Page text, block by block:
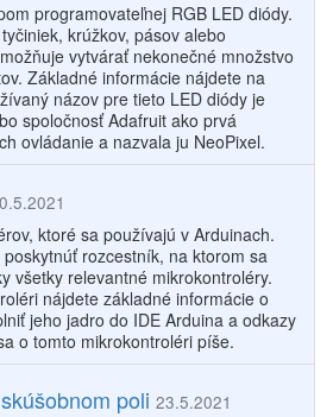
programovateľnej RGB LED diódy.
krúžkov, pásov alebo
vytvárať nekonečné množstvo
Základné informácie nájdete na
názov pre tieto LED diódy je
spoločnosť Adafruit ako prvá
ovládanie a nazvala ju NeoPixel.
ktoré sa používajú v Arduinach.
rozcestník, na ktorom sa
všetky relevantné mikrokontroléry.
nájdete základné informácie o
jeho jadro do IDE Arduina a odkazy
o tomto mikrokontroléri píše.
poli 23.5.2021